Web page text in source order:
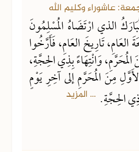
الذي ارْتَضَاهُ المُسْلِمُونَ
العَامِ، تَارِيخَ العَامِ، فَأَرَّخُوا
المُحَرَّمِ، وَانْتِهَاءً بِذِي الحِجَّةِ،
مِنَ المُحَرَّمِ إلى آخِرِ يَوْمٍ
الحِجَّةِ. ... المزيد